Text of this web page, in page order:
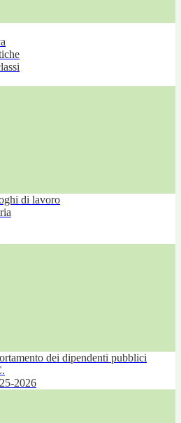
di lavoro
dei dipendenti pubblici
2026